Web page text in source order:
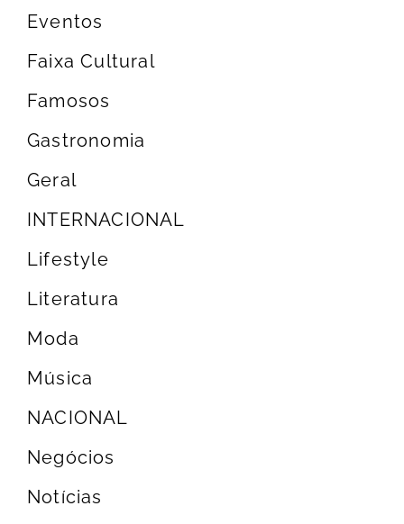
Eventos
Faixa Cultural
Famosos
Gastronomia
Geral
INTERNACIONAL
Lifestyle
Literatura
Moda
Música
NACIONAL
Negócios
Notícias